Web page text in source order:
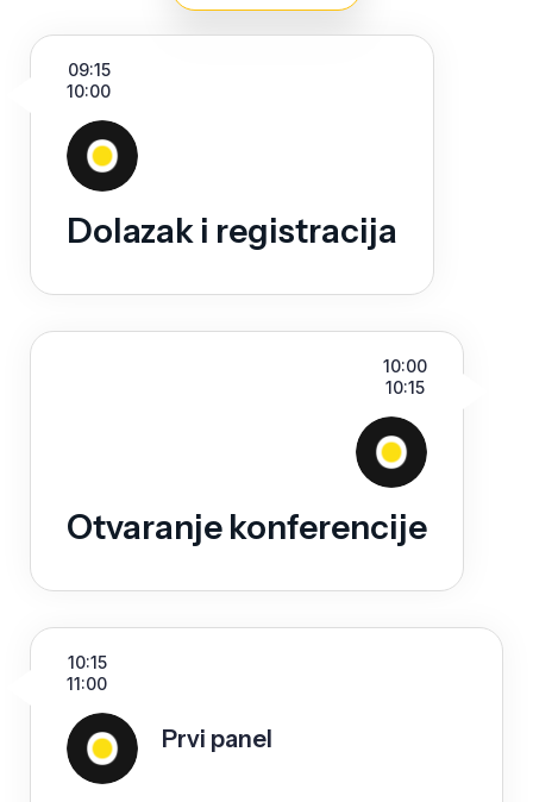
09:15
10:00
Dolazak i registracija
10:00
10:15
Otvaranje konferencije
10:15
11:00
Prvi panel